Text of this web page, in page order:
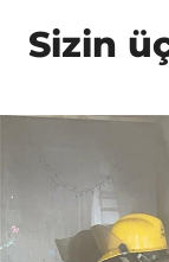
Sizin